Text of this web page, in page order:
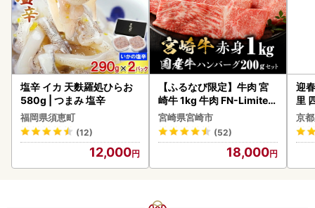
塩辛 イカ 天麩羅処ひらお
580g | つまみ 塩辛
福岡県須恵町
(12)
12,000
【ふるなび限定】牛肉 宮
崎牛 1kg 牛肉 FN-Limited
-VO
宮崎県宮崎市
(52)
18,000
迎
里
京